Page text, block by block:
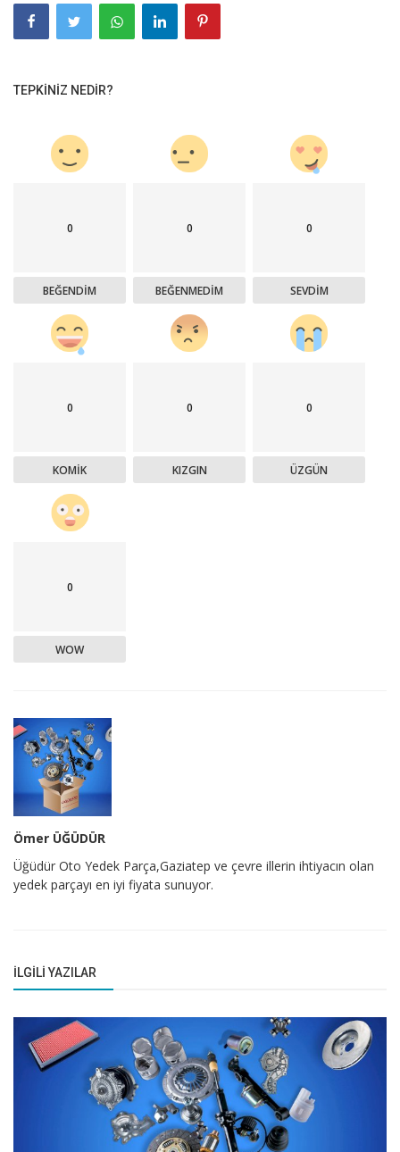
TEPKINIZ NEDIR?
0
BEĞENDIM
0
BEĞENMEDIM
0
SEVDIM
0
KOMIK
0
KIZGIN
0
ÜZGÜN
0
WOW
Ömer ÜĞÜDÜR
Üğüdür Oto Yedek Parça,Gaziatep ve çevre illerin ihtiyacın olan
yedek parçayı en iyi fiyata sunuyor.
İLGILI YAZILAR